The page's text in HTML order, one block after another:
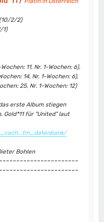
(10/2/2)
1)
11, Nr. 1-Wochen: 6),
14, Nr. 1-Wochen: 6),
25, Nr. 1-Wochen: 12)
erste Album stiegen
Gold*11 für "United" laut
Bohlen